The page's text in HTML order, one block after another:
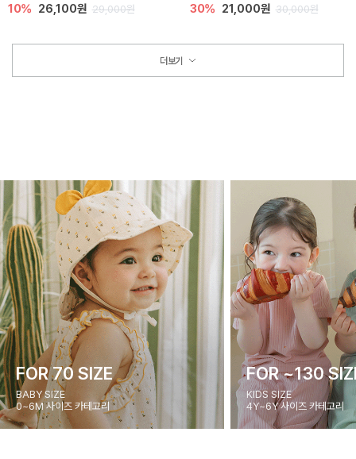
10% 26,100원 29,000원 30% 21,000원 30,000원
더보기
FOR 70 SIZE
BABY SIZE
0~6M 사이즈 카테고리
FOR ~130
KIDS SIZE
4Y~6Y 사이즈 카테고리